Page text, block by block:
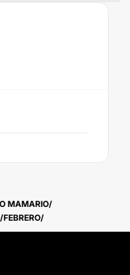
MAMARIO